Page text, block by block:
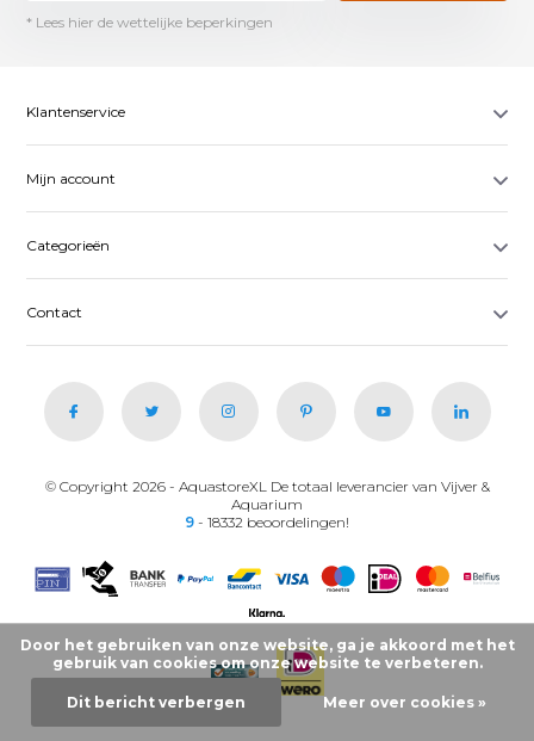
* Lees hier de wettelijke beperkingen
Klantenservice
Mijn account
Categorieën
Contact
© Copyright 2026 - AquastoreXL De totaal leverancier van Vijver &
Aquarium
9 - 18332 beoordelingen!
Door het gebruiken van onze website, ga je akkoord met het
gebruik van cookies om onze website te verbeteren.
Dit bericht verbergen Meer over cookies »